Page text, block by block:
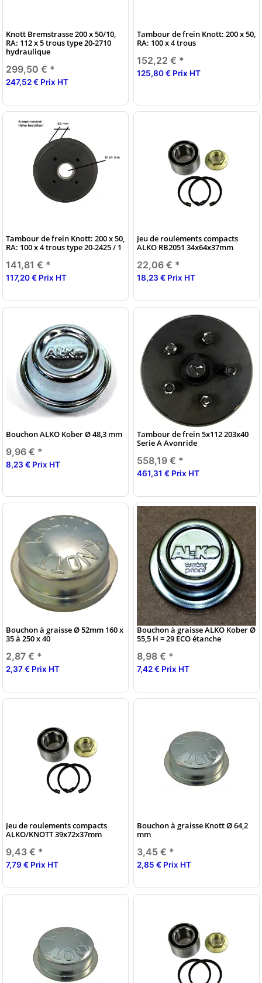
Knott Bremstrasse 200 x 50/10,
RA: 112 x 5 trous type 20-2710
hydraulique
299,50 € *
247,52 € Prix HT
Tambour de frein Knott: 200 x 50,
RA: 100 x 4 trous
152,22 € *
125,80 € Prix HT
Tambour de frein Knott: 200 x 50,
RA: 100 x 4 trous type 20-2425 / 1
141,81 € *
117,20 € Prix HT
Jeu de roulements compacts
ALKO RB2051 34x64x37mm
22,06 € *
18,23 € Prix HT
Bouchon ALKO Kober Ø 48,3 mm
9,96 € *
8,23 € Prix HT
Tambour de frein 5x112 203x40
Serie A Avonride
558,19 € *
461,31 € Prix HT
Bouchon à graisse Ø 52mm 160 x
35 à 250 x 40
2,87 € *
2,37 € Prix HT
Bouchon à graisse ALKO Kober Ø
55,5 H = 29 ECO étanche
8,98 € *
7,42 € Prix HT
Jeu de roulements compacts
ALKO/KNOTT 39x72x37mm
9,43 € *
7,79 € Prix HT
Bouchon à graisse Knott Ø 64,2
mm
3,45 € *
2,85 € Prix HT